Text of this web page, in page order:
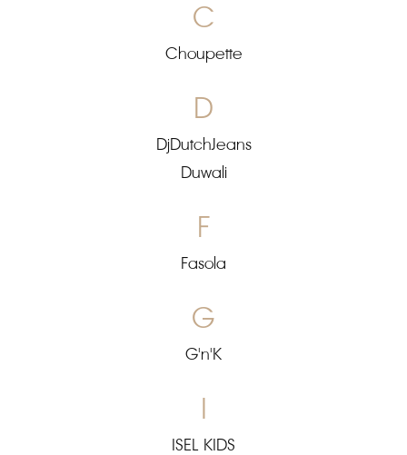
C
Choupette
D
DjDutchJeans
Duwali
F
Fasola
G
G'n'K
I
ISEL KIDS